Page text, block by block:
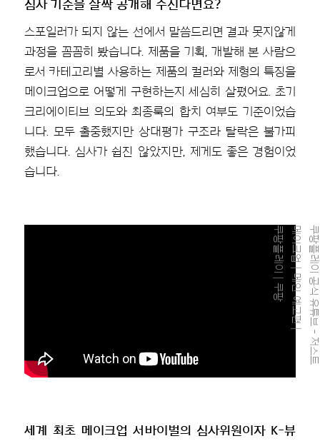
심사 기준을 살짝 공개해 주신다면요?
스포일러가 되지 않는 선에서 말씀드리면 결과 못지않게
과정을 꼼꼼히 봤습니다. 제품을 기획, 개발해 본 사람으
로서 카테고리별 사용하는 제품의 컬러와 제형의 특징을
메이크업으로 어떻게 구현하는지 세심히 살폈어요. 초기
크리에이티브 의도와 최종룩의 합치 여부도 기준이었습
니다. 모두 출중했지만 상대평가 구조라 탈락은 불가피
했습니다. 심사가 쉽진 않았지만, 제게도 좋은 경험이었
습니다.
쿠
팡
플
레
이
공
식
유
튜
브
-
저
스
트
메
이
크
업
|
메
인
예
고
편
|
쿠
팡
플
레
이
|
쿠
팡
세계 최초 메이크업 서바이벌의 심사위원이자 K-뷰